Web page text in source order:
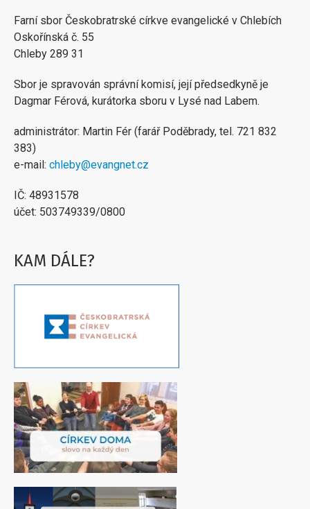
Farní sbor Českobratrské církve evangelické v Chlebích
Oskořínská č. 55
Chleby 289 31
Sbor je spravován správní komisí, její předsedkyně je
Dagmar Férová, kurátorka sboru v Lysé nad Labem.
administrátor: Martin Fér (farář Poděbrady, tel. 721 832
383)
e-mail: chleby@evangnet.cz
IČ: 48931578
účet: 503749339/0800
KAM DÁLE?